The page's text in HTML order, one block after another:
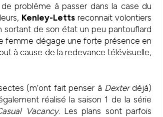
problème à passer dans la case du
Kenley-Lettsreconnait volontiers
sortant de son état un peu pantouflard
femme dégage une forte présence en
à cause de la redevance télévisuelle,
(m’ont fait penser à Dexterdéjà)
réalisé la saison 1 de la série
Vacancy. Les plans sont parfois